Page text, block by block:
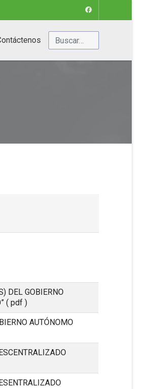
Buscar
DEL GOBIERNO
( pdf )
AUTÓNOMO